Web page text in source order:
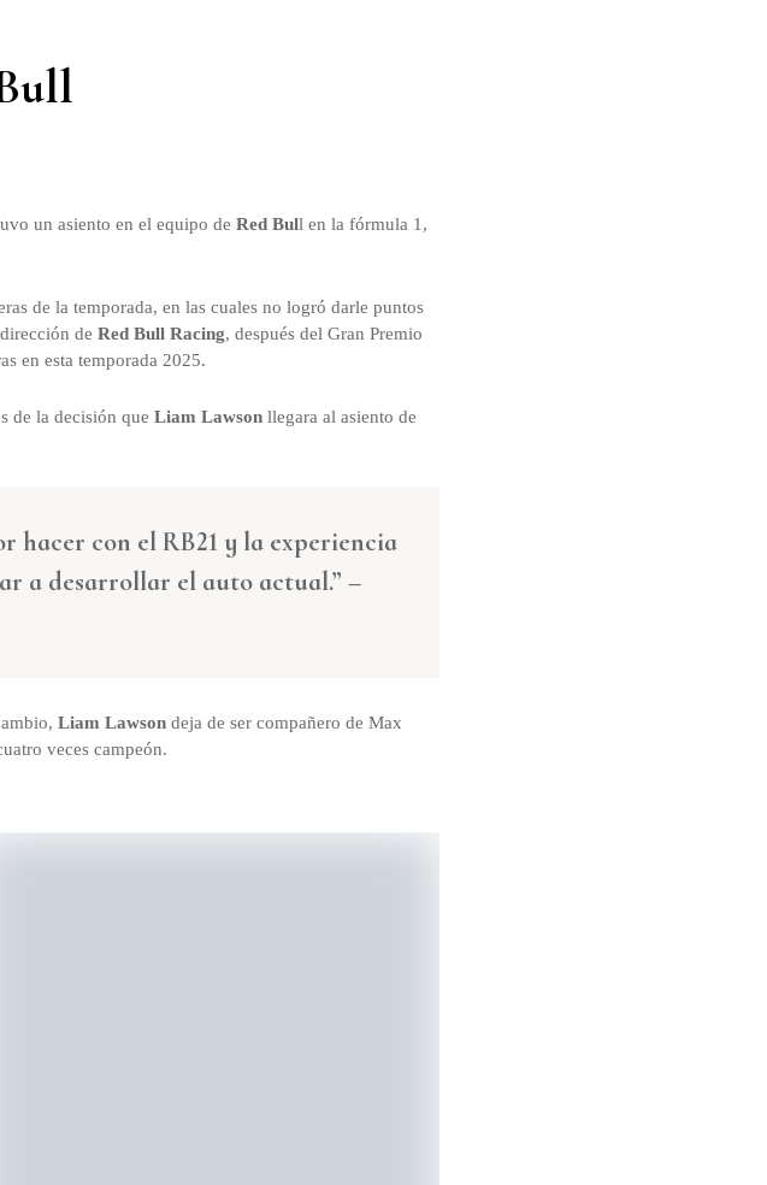
un asiento en el equipo de Red Bull en la fórmula 1,
de la temporada, en las cuales no logró darle puntos
de Red Bull Racing, después del Gran Premio
en esta temporada 2025.
de la decisión que Liam Lawson llegara al asiento de
hacer con el RB21 y la experiencia
a desarrollar el auto actual.” –
Liam Lawson deja de ser compañero de Max
veces campeón.